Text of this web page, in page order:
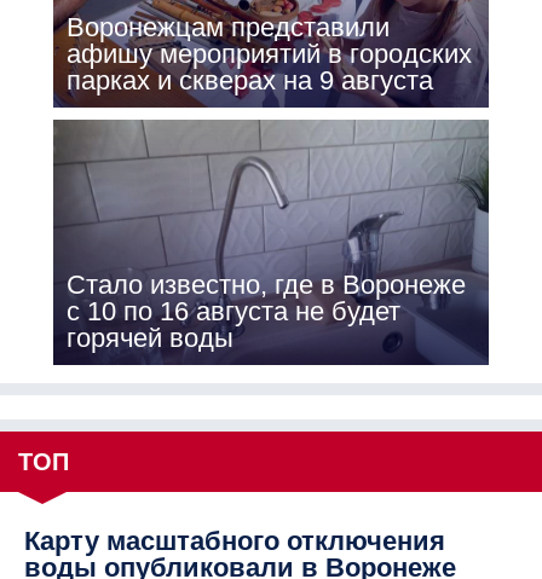
Воронежцам представили
афишу мероприятий в городских
парках и скверах на 9 августа
Стало известно, где в Воронеже
с 10 по 16 августа не будет
горячей воды
ТОП
Карту масштабного отключения
воды опубликовали в Воронеже